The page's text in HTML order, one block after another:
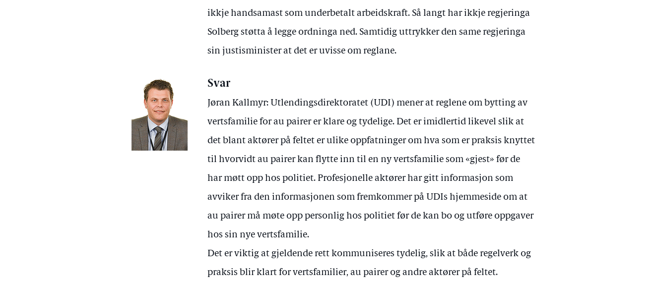
ikkje handsamast som underbetalt arbeidskraft. Så langt har ikkje regjeringa
Solberg støtta å legge ordninga ned. Samtidig uttrykker den same regjeringa
sin justisminister at det er uvisse om reglane.
Svar
Jøran Kallmyr: Utlendingsdirektoratet (UDI) mener at reglene om bytting av
vertsfamilie for au pairer er klare og tydelige. Det er imidlertid likevel slik at
det blant aktører på feltet er ulike oppfatninger om hva som er praksis knyttet
til hvorvidt au pairer kan flytte inn til en ny vertsfamilie som «gjest» før de
har møtt opp hos politiet. Profesjonelle aktører har gitt informasjon som
avviker fra den informasjonen som fremkommer på UDIs hjemmeside om at
au pairer må møte opp personlig hos politiet før de kan bo og utføre oppgaver
hos sin nye vertsfamilie.
Det er viktig at gjeldende rett kommuniseres tydelig, slik at både regelverk og
praksis blir klart for vertsfamilier, au pairer og andre aktører på feltet.